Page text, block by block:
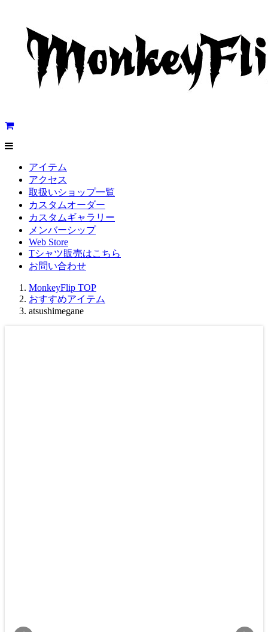
アイテム
アクセス
取扱いショップ一覧
カスタムオーダー
カスタムギャラリー
メンバーシップ
Web Store
Tシャツ販売はこちら
お問い合わせ
MonkeyFlip TOP
おすすめアイテム
atsushimegane